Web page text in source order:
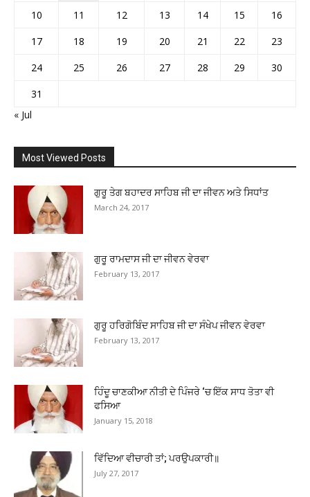
10
11 12 13 14 15
16
17
18 19 20 21 22
23
24
25 26 27 28 29
30
31
« Jul
Most Viewed Posts
ਗੁਰੂ ਤੇਗ ਬਹਾਦਰ ਸਾਹਿਬ ਜੀ ਦਾ ਜੀਵਨ ਅਤੇ ਸਿਧਾਂਤ
March 24, 2017
ਗੁਰੂ ਰਾਮਦਾਸ ਜੀ ਦਾ ਜੀਵਨ ਵੇਰਵਾ
February 13, 2017
ਗੁਰੂ ਹਰਿਗੋਬਿੰਦ ਸਾਹਿਬ ਜੀ ਦਾ ਸੰਖੇਪ ਜੀਵਨ ਵੇਰਵਾ
February 13, 2017
ਹਿੰਦੂ ਚਾਣਕੀਆ ਨੀਤੀ ਦੇ ਪਿੰਜਰੇ ‘ਚ ਇੱਕ ਸਾਧ ਤੋਤਾ ਵੀ
ਫਸਿਆ
January 15, 2018
ਵਿੱਦਿਆ ਵੀਚਾਰੀ ਤਾਂ; ਪਰਉਪਕਾਰੀ॥
July 27, 2017